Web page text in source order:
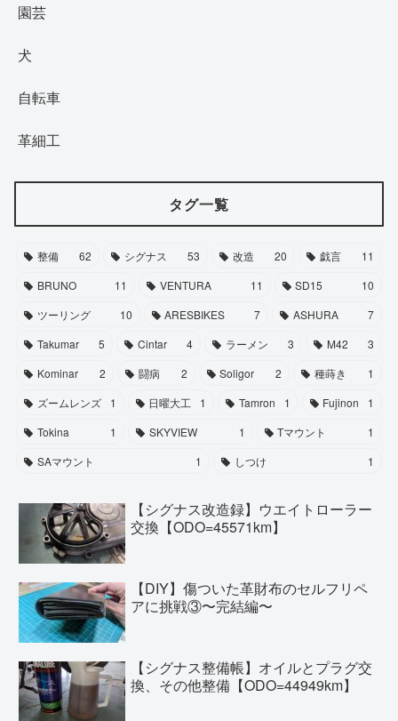
園芸
犬
自転車
革細工
タグ一覧
整備 62 シグナス 53 改造 20 戯言
11
BRUNO
11 VENTURA 11 SD15
10
ツーリング
10 ARESBIKES 7 ASHURA
7
Takumar
5 Cintar 4 ラーメン 3 M42
3
Kominar
2 闘病 2 Soligor 2 種蒔き
1
ズームレンズ
1 日曜大工 1 Tamron 1 Fujinon
1
Tokina
1 SKYVIEW 1 Tマウント
1
SAマウント
1 しつけ 1
【シグナス改造録】ウエイトローラー
交換【ODO=45571km】
【DIY】傷ついた革財布のセルフリペ
アに挑戦③〜完結編〜
【シグナス整備帳】オイルとプラグ交
換、その他整備【ODO=44949km】